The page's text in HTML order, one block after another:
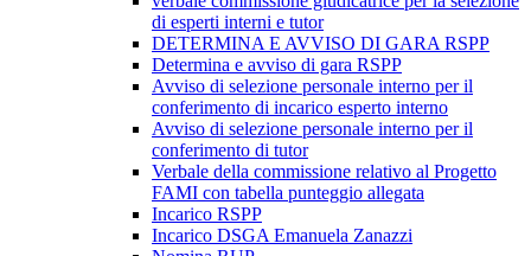
di esperti interni e tutor
DETERMINA E AVVISO DI GARA RSPP
Determina e avviso di gara RSPP
Avviso di selezione personale interno per il
conferimento di incarico esperto interno
Avviso di selezione personale interno per il
conferimento di tutor
Verbale della commissione relativo al Progetto
FAMI con tabella punteggio allegata
Incarico RSPP
Incarico DSGA Emanuela Zanazzi